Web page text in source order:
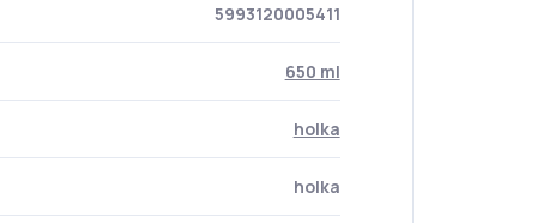
5993120005411
650 ml
holka
holka